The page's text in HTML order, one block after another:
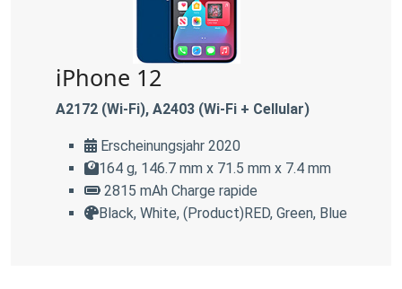
iPhone 12
A2172 (Wi-Fi), A2403 (Wi-Fi + Cellular)
Erscheinungsjahr 2020
164 g, 146.7 mm x 71.5 mm x 7.4 mm
2815 mAh Charge rapide
Black, White, (Product)RED, Green, Blue